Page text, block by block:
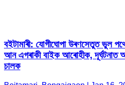
বইটামাৰী: যোগীঘোপা উৰণসেতুত ভুল
আন এগৰাকী বাইক আৰোহীক, দূৰ্ঘটনাত
চালক